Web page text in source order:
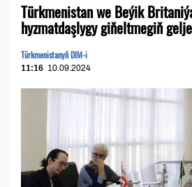
Türkmenistan we Beýik
hyzmatdaşlygy giňeltmegiň
Türkmenistanyň DIM-i
11:16 10.09.2024